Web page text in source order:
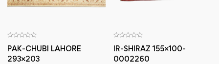
PAK-CHUBI LAHORE
293×203
IR-SHIRAZ 155×100-
0002260